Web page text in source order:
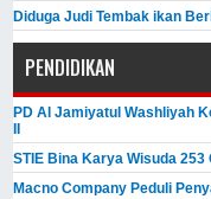
Diduga Judi Tembak ikan
PENDIDIKAN
PD Al Jamiyatul Washliyah
II
STIE Bina Karya Wisuda 253
Macno Company Peduli